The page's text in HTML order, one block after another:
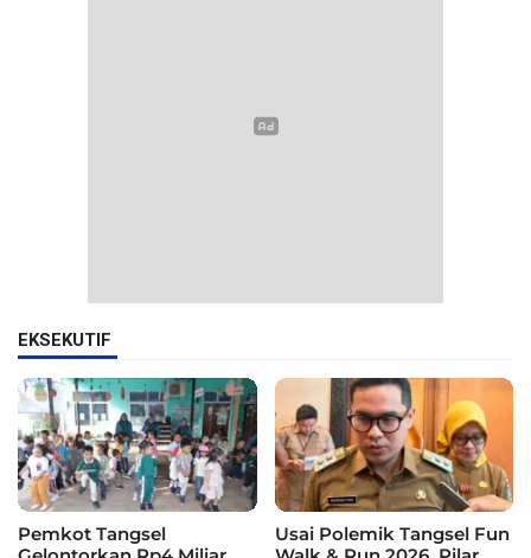
EKSEKUTIF
Pemkot Tangsel
Usai Polemik Tangsel Fun